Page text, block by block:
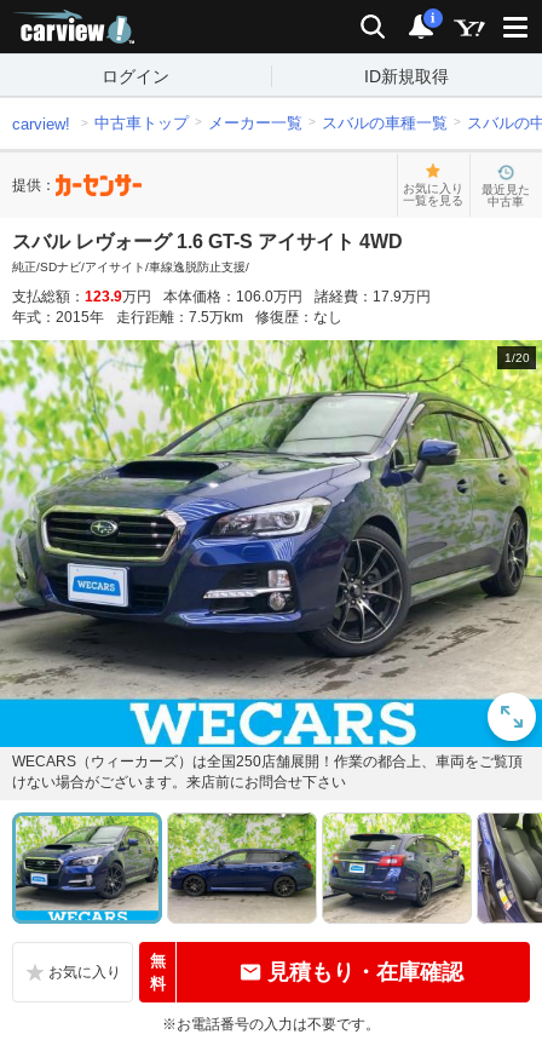
検索 通知
i
ログイン ID新規取得
carview! 中古車トップ メーカー一覧 スバルの車種一覧 スバルの
提供：
お気に入り
一覧を見る
最近見た
中古車
スバル レヴォーグ 1.6 GT-S アイサイト 4WD
純正/SDナビ/アイサイト/車線逸脱防止支援/
支払総額： 123.9万円 本体価格： 106.0万円 諸経費： 17.9万円
年式： 2015年 走行距離： 7.5万km 修復歴： なし
1/20
WECARS（ウィーカーズ）は全国250店舗展開！作業の都合上、車両をご覧頂
けない場合がございます。来店前にお問合せ下さい
無
料
見積もり・在庫確認
※お電話番号の入力は不要です。